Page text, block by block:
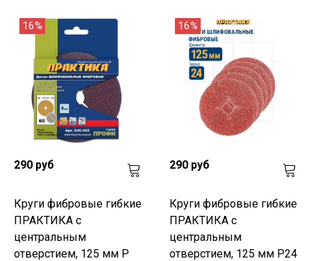
16%
290 руб
Круги фибровые гибкие
ПРАКТИКА с
центральным
отверстием, 125 мм P
16%
290 руб
Круги фибровые гибкие
ПРАКТИКА с
центральным
отверстием, 125 мм P24